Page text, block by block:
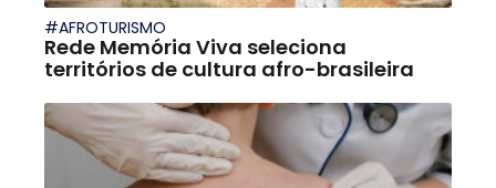
#AFROTURISMO
Rede Memória Viva seleciona
territórios de cultura afro-brasileira